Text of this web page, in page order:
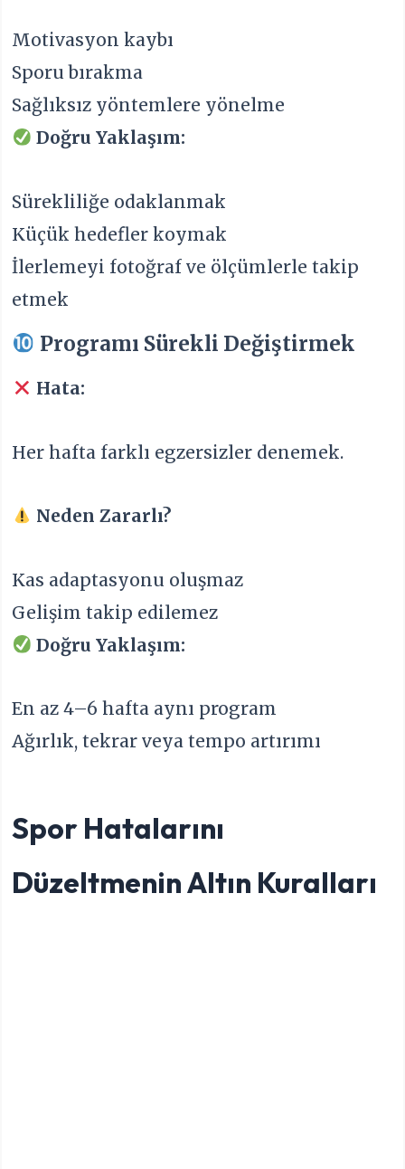
Motivasyon kaybı
Sporu bırakma
Sağlıksız yöntemlere yönelme
Doğru Yaklaşım:
Sürekliliğe odaklanmak
Küçük hedefler koymak
İlerlemeyi fotoğraf ve ölçümlerle takip
etmek
Programı Sürekli Değiştirmek
Hata:
Her hafta farklı egzersizler denemek.
Neden Zararlı?
Kas adaptasyonu oluşmaz
Gelişim takip edilemez
Doğru Yaklaşım:
En az 4–6 hafta aynı program
Ağırlık, tekrar veya tempo artırımı
Spor Hatalarını
Düzeltmenin Altın Kuralları